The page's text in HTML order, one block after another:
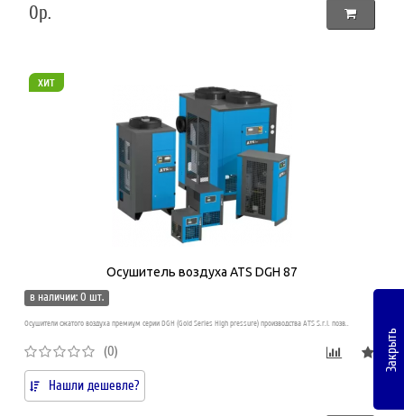
0р.
хит
Осушитель воздуха ATS DGH 87
в наличии: 0 шт.
Осушители сжатого воздуха премиум серии DGH (Gold Series High pressure) производства ATS S.r.l. позв..
(0)
Нашли дешевле?
Закрыть